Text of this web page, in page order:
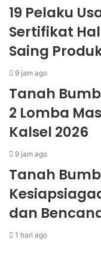
19 Pelaku
Sertifikat
Saing
9 jam ago
Tanah
2 Lomba
Kalsel 2026
9 jam ago
Tanah
dan
1 hari ago